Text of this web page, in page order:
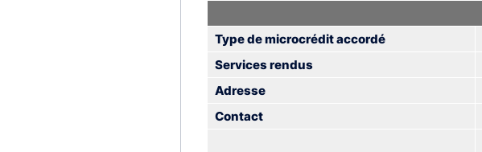
Type de microcrédit accordé
Services rendus
Adresse
Contact